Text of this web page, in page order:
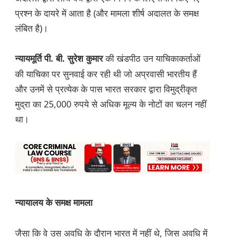
प्रश्न के दायरे में आता है (और मामला शीर्ष अदालत के समक्ष
लंबित है)।
न्यायमूर्ति पी. बी. सुरेश कुमारकी खंडपीठ उन याचिकाकर्ताओं
की याचिका पर सुनवाई कर रही थी जो अप्रवासी भारतीय हैं
और उनमें से प्रत्येक के पास भारत सरकार द्वारा विमुद्रीकृत
मुद्रा का 25,000 रुपये से अधिक मूल्य के नोटों का चलन नहीं
था।
न्यायालय के समक्ष मामला
जैसा कि वे उस अवधि के दौरान भारत में नहीं थे, जिस अवधि में